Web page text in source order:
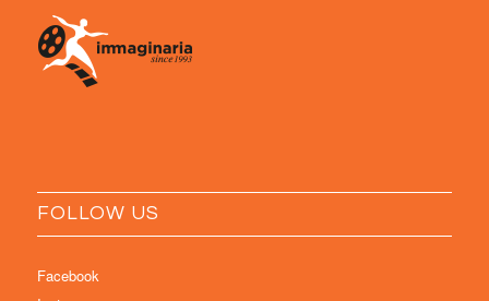
FOLLOW US
Facebook